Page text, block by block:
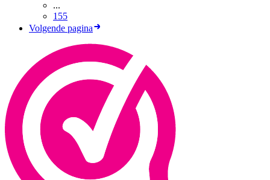
...
155
Volgende pagina